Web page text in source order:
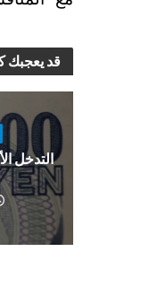
قد يعجبك
التدخل